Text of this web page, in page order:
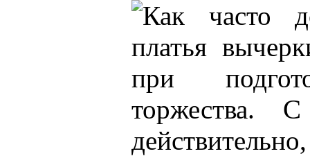
Как часто
платья
при
торжества.